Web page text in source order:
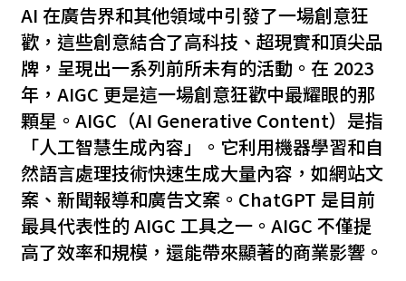
AI 在廣告界和其他領域中引發了一場創意狂
歡，這些創意結合了高科技、超現實和頂尖品
牌，呈現出一系列前所未有的活動。在 2023
年，AIGC 更是這一場創意狂歡中最耀眼的那
顆星。AIGC（AI Generative Content）是指
「人工智慧生成內容」。它利用機器學習和自
然語言處理技術快速生成大量內容，如網站文
案、新聞報導和廣告文案。ChatGPT 是目前
最具代表性的 AIGC 工具之一。AIGC 不僅提
高了效率和規模，還能帶來顯著的商業影響。